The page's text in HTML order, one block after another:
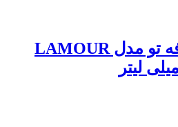
ادو پرفیوم زنانه کافه تو مدل LAMOUR